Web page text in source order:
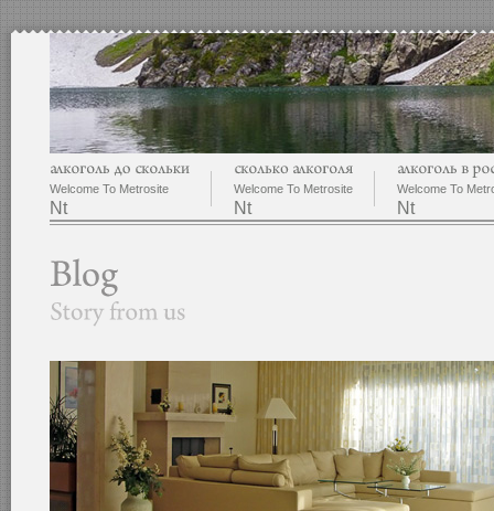
Welcome To Metrosite
Nt
Welcome To Metrosite
Nt
Welcome To
Nt